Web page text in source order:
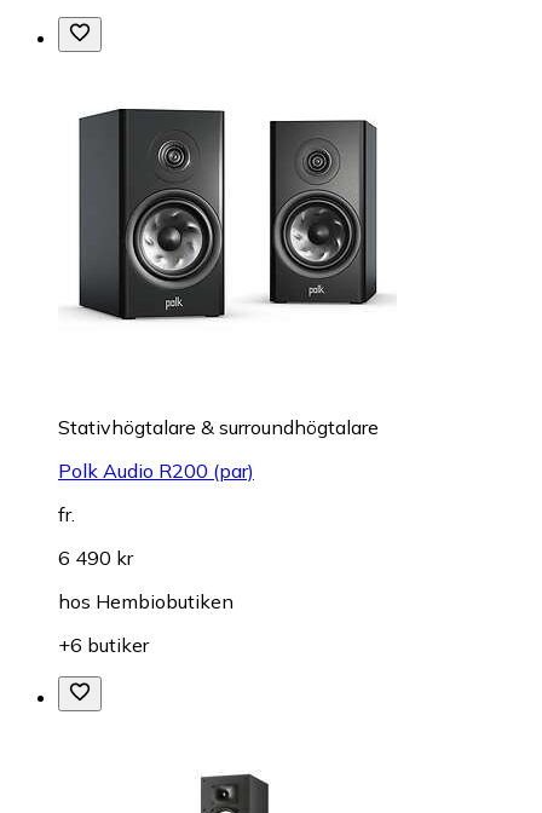
Stativhögtalare & surroundhögtalare
Polk Audio R200 (par)
fr.
6 490 kr
hos Hembiobutiken
+6 butiker